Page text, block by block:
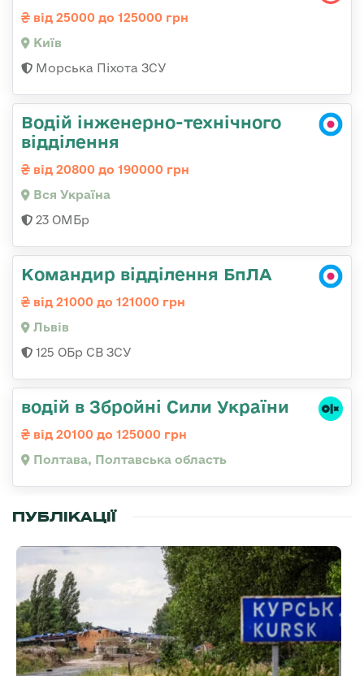
від 25000 до 125000 грн
Київ
Морська Піхота ЗСУ
Водій інженерно-технічного
відділення
від 20800 до 190000 грн
Вся Україна
23 ОМБр
Командир відділення БпЛА
від 21000 до 121000 грн
Львів
125 ОБр СВ ЗСУ
водій в Збройні Сили України
від 20100 до 125000 грн
Полтава, Полтавська область
ПУБЛІКАЦІЇ